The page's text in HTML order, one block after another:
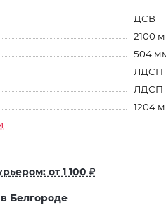
ДСВ
2100
504
ЛДСП
ЛДСП
1204
от 1 100 ₽
Белгороде